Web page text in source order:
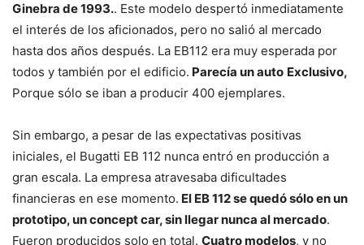
Ginebra de 1993.. Este modelo despertó inmediatamente
el interés de los aficionados, pero no salió al mercado
hasta dos años después. La EB112 era muy esperada por
todos y también por el edificio. Parecía un auto Exclusivo,
Porque sólo se iban a producir 400 ejemplares.
Sin embargo, a pesar de las expectativas positivas
iniciales, el Bugatti EB 112 nunca entró en producción a
gran escala. La empresa atravesaba dificultades
financieras en ese momento. El EB 112 se quedó sólo en un
prototipo, un concept car, sin llegar nunca al mercado.
Fueron producidos solo en total. Cuatro modelos, y no